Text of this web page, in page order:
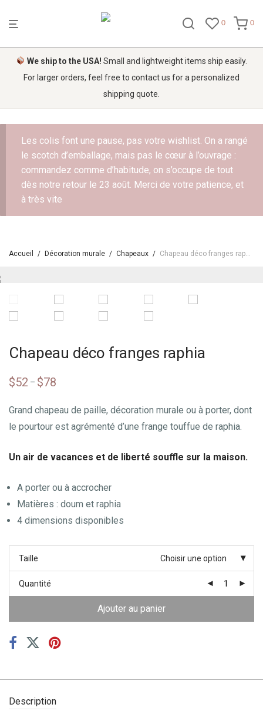
0 0
We ship to the USA! Small and lightweight items ship easily.
For larger orders, feel free to contact us for a personalized
shipping quote.
Les colis font une pause, pas votre wishlist. On a rangé
le scotch d’emballage, mais pas le cœur à l’ouvrage :
commandez comme d’habitude, on s’occupe de tout
dès notre retour le 23 août. Merci de votre patience, et
à très vite
Accueil / Décoration murale / Chapeaux / Chapeau déco franges raphia
Chapeau déco franges raphia
$52 – $78
Grand chapeau de paille, décoration murale ou à porter, dont
le pourtour est agrémenté d’une frange touffue de raphia.
Un air de vacances et de liberté souffle sur la maison.
A porter ou à accrocher
Matières : doum et raphia
4 dimensions disponibles
Taille Choisir une option
Quantité
Ajouter au panier
Description